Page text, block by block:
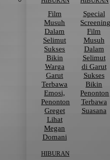
Film
Musuh
Dalam
Selimut
Sukses
Bikin
Warga
Garut
Terbawa
Emosi,
Penonton
Greget
Lihat
Megan
Domani
Special
Screening
Film
Musuh
Dalam
Selimut
di Garut
Sukses
Bikin
Penonton
Terbawa
Suasana
HIBURAN